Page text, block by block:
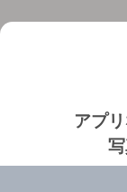
アプ
個